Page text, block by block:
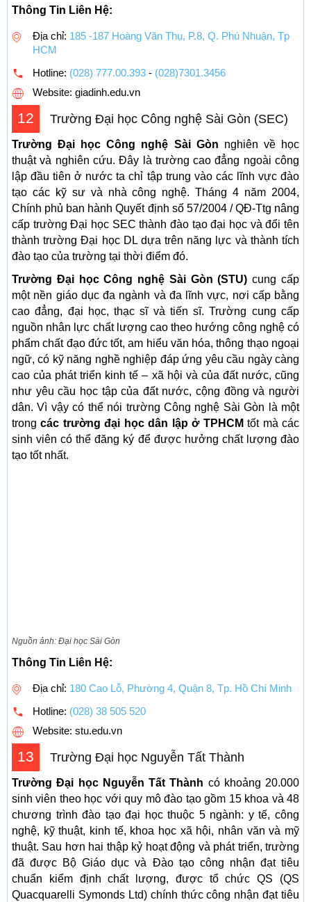
Thông Tin Liên Hệ:
Địa chỉ: 185 -187 Hoàng Văn Thụ, P.8, Q. Phú Nhuận, Tp
HCM
Hotline: (028) 777.00.393 - (028)7301.3456
Website: giadinh.edu.vn
12 Trường Đại học Công nghệ Sài Gòn (SEC)
Trường Đại học Công nghệ Sài Gòn nghiên về học
thuật và nghiên cứu. Đây là trường cao đẳng ngoài công
lập đầu tiên ở nước ta chỉ tập trung vào các lĩnh vực đào
tạo các kỹ sư và nhà công nghệ. Tháng 4 năm 2004,
Chính phủ ban hành Quyết định số 57/2004 / QĐ-Ttg nâng
cấp trường Đại học SEC thành đào tạo đại học và đổi tên
thành trường Đại học DL dựa trên năng lực và thành tích
đào tạo của trường tại thời điểm đó.
Trường Đại học Công nghệ Sài Gòn (STU) cung cấp
một nền giáo dục đa ngành và đa lĩnh vực, nơi cấp bằng
cao đẳng, đại học, thạc sĩ và tiến sĩ. Trường cung cấp
nguồn nhân lực chất lượng cao theo hướng công nghệ có
phẩm chất đạo đức tốt, am hiểu văn hóa, thông thạo ngoại
ngữ, có kỹ năng nghề nghiệp đáp ứng yêu cầu ngày càng
cao của phát triển kinh tế – xã hội và của đất nước, cũng
như yêu cầu học tập của đất nước, cộng đồng và người
dân. Vì vậy có thể nói trường Công nghệ Sài Gòn là một
trongcác trường đại học dân lập ở TPHCM tốt mà các
sinh viên có thể đăng ký để được hưởng chất lượng đào
tạo tốt nhất.
Nguồn ảnh: Đại học Sài Gòn
Thông Tin Liên Hệ:
Địa chỉ: 180 Cao Lỗ, Phường 4, Quận 8, Tp. Hồ Chí Minh
Hotline: (028) 38 505 520
Website: stu.edu.vn
13 Trường Đại học Nguyễn Tất Thành
Trường Đại học Nguyễn Tất Thành có khoảng 20.000
sinh viên theo học với quy mô đào tạo gồm 15 khoa và 48
chương trình đào tạo đại học thuộc 5 ngành: y tế, công
nghệ, kỹ thuật, kinh tế, khoa học xã hội, nhân văn và mỹ
thuật. Sau hơn hai thập kỷ hoạt động và phát triển, trường
đã được Bộ Giáo dục và Đào tạo công nhận đạt tiêu
chuẩn kiểm định chất lượng, được tổ chức QS (QS
Quacquarelli Symonds Ltd) chính thức công nhận đạt tiêu